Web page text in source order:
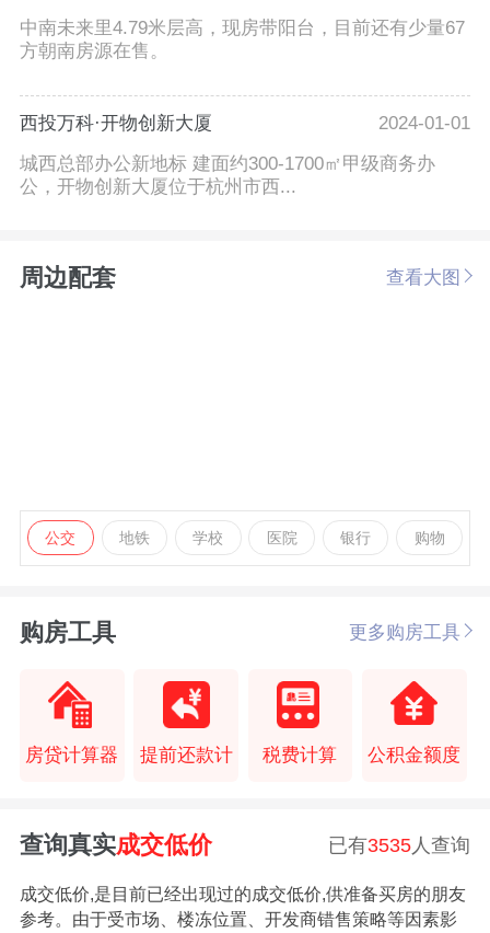
中南未来里4.79米层高，现房带阳台，目前还有少量67
方朝南房源在售。
西投万科·开物创新大厦
2024-01-01
城西总部办公新地标 建面约300-1700㎡甲级商务办
公，开物创新大厦位于杭州市西...
周边配套 查看大图
公交 地铁 学校 医院 银行 购物
购房工具 更多购房工具
房贷计算器 提前还款计 税费计算 公积金额度
查询真实成交低价 已有3535人查询
成交低价,是目前已经出现过的成交低价,供准备买房的朋友
参考。由于受市场、楼冻位置、开发商错售策略等因素影